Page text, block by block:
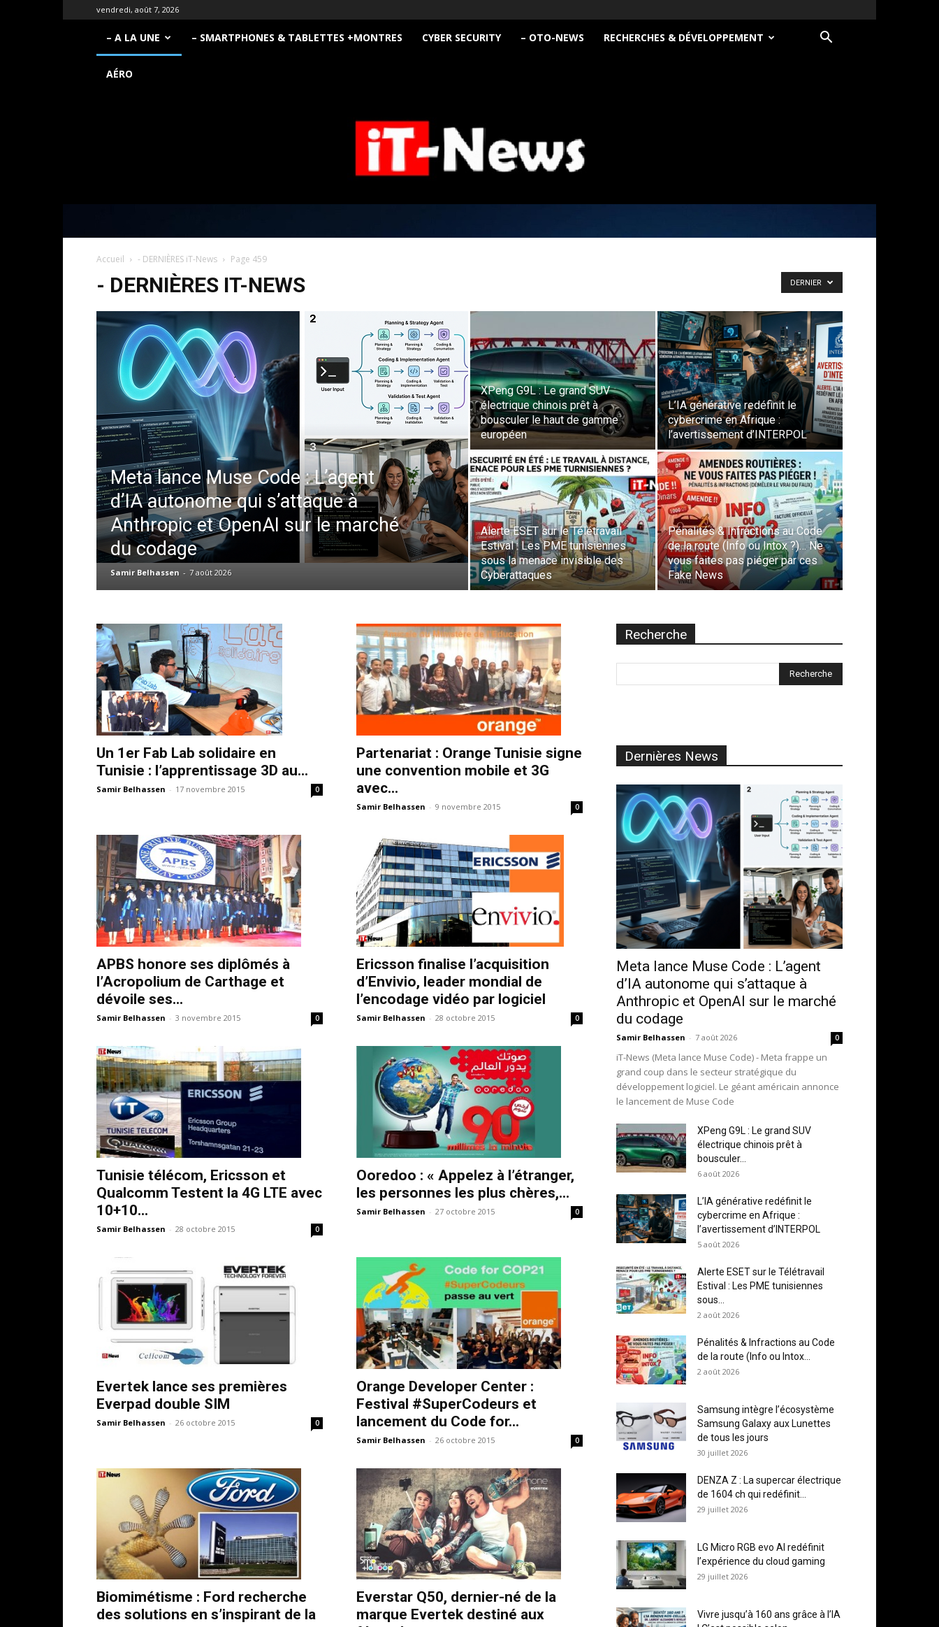
vendredi, août 7, 2026
– A LA UNE – SMARTPHONES & TABLETTES +MONTRES CYBER SECURITY – OTO-NEWS RECHERCHES & DÉVELOPPEMENT
AÉRO
iT
News
Accueil - DERNIÈRES iT-News Page 459
- DERNIÈRES IT-NEWS DERNIER
Meta lance Muse Code : L’agent
d’IA autonome qui s’attaque à
Anthropic et OpenAI sur le marché
du codage
Samir Belhassen - 7 août 2026
XPeng G9L : Le grand SUV
électrique chinois prêt à
bousculer le haut de gamme
européen
L’IA générative redéfinit le
cybercrime en Afrique :
l’avertissement d’INTERPOL
Alerte ESET sur le Télétravail
Estival : Les PME tunisiennes
sous la menace invisible des
Cyberattaques
Pénalités & Infractions au Code
de la route (Info ou Intox ?)… Ne
vous faites pas piéger par ces
Fake News
Un 1er Fab Lab solidaire en
Tunisie : l’apprentissage 3D au...
Samir Belhassen - 17 novembre 2015 0
Partenariat : Orange Tunisie signe
une convention mobile et 3G
avec...
Samir Belhassen - 9 novembre 2015 0
APBS honore ses diplômés à
l’Acropolium de Carthage et
dévoile ses...
Samir Belhassen - 3 novembre 2015 0
Ericsson finalise l’acquisition
d’Envivio, leader mondial de
l’encodage vidéo par logiciel
Samir Belhassen - 28 octobre 2015 0
Tunisie télécom, Ericsson et
Qualcomm Testent la 4G LTE avec
10+10...
Samir Belhassen - 28 octobre 2015 0
Ooredoo : « Appelez à l’étranger,
les personnes les plus chères,...
Samir Belhassen - 27 octobre 2015 0
Evertek lance ses premières
Everpad double SIM
Samir Belhassen - 26 octobre 2015 0
Orange Developer Center :
Festival #SuperCodeurs et
lancement du Code for...
Samir Belhassen - 26 octobre 2015 0
Biomimétisme : Ford recherche
des solutions en s’inspirant de la
Everstar Q50, dernier-né de la
marque Evertek destiné aux
Recherche
Dernières News
Meta lance Muse Code : L’agent
d’IA autonome qui s’attaque à
Anthropic et OpenAI sur le marché
du codage
Samir Belhassen - 7 août 2026 0
iT-News (Meta lance Muse Code) - Meta frappe un
grand coup dans le secteur stratégique du
développement logiciel. Le géant américain annonce
le lancement de Muse Code
XPeng G9L : Le grand SUV
électrique chinois prêt à
bousculer...
6 août 2026
L’IA générative redéfinit le
cybercrime en Afrique :
l’avertissement d’INTERPOL
5 août 2026
Alerte ESET sur le Télétravail
Estival : Les PME tunisiennes
sous...
2 août 2026
Pénalités & Infractions au Code
de la route (Info ou Intox...
2 août 2026
Samsung intègre l’écosystème
Samsung Galaxy aux Lunettes
de tous les jours
30 juillet 2026
DENZA Z : La supercar électrique
de 1604 ch qui redéfinit...
29 juillet 2026
LG Micro RGB evo AI redéfinit
l’expérience du cloud gaming
29 juillet 2026
Vivre jusqu’à 160 ans grâce à l’IA